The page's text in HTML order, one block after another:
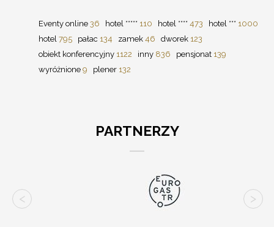
Eventy online 36 hotel ***** 110 hotel **** 473 hotel *** 1000
hotel 795 pałac 134 zamek 46 dworek 123
obiekt konferencyjny 1122 inny 836 pensjonat 139
wyróżnione 9 plener 132
PARTNERZY